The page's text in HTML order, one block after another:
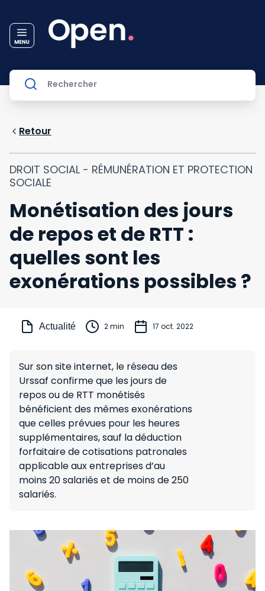
Retour
DROIT SOCIAL - RÉMUNÉRATION ET PROTECTION
SOCIALE
Monétisation des jours
de repos et de RTT :
quelles sont les
exonérations possibles ?
Actualité 2 min 17 oct. 2022
Sur son site internet, le réseau des
Urssaf confirme que les jours de
repos ou de RTT monétisés
bénéficient des mêmes exonérations
que celles prévues pour les heures
supplémentaires, sauf la déduction
forfaitaire de cotisations patronales
applicable aux entreprises d’au
moins 20 salariés et de moins de 250
salariés.